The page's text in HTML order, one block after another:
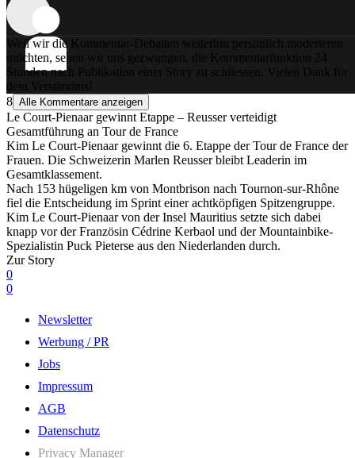
Weil wir die Kommentar-Debatten weiterhin persönlich moderieren
möchten, sehen wir uns gezwungen, die Kommentarfunktion 24
Stunden nach Publikation einer Story zu schliessen. Vielen Dank für
dein Verständnis!
8 Alle Kommentare anzeigen
Le Court-Pienaar gewinnt Etappe – Reusser verteidigt
Gesamtführung an Tour de France
Kim Le Court-Pienaar gewinnt die 6. Etappe der Tour de France der
Frauen. Die Schweizerin Marlen Reusser bleibt Leaderin im
Gesamtklassement.
Nach 153 hügeligen km von Montbrison nach Tournon-sur-Rhône
fiel die Entscheidung im Sprint einer achtköpfigen Spitzengruppe.
Kim Le Court-Pienaar von der Insel Mauritius setzte sich dabei
knapp vor der Französin Cédrine Kerbaol und der Mountainbike-
Spezialistin Puck Pieterse aus den Niederlanden durch.
Zur Story
0
0
Newsletter
Werbung / PR
Jobs
Impressum
AGB
Datenschutz
Privacy Manager